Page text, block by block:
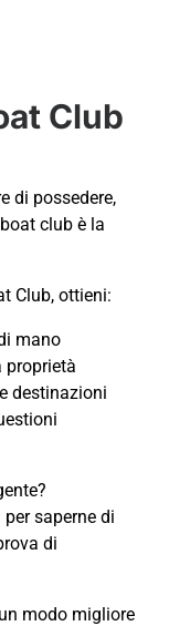
Club
di possedere,
club è la
Club, ottieni:
mano
proprietà
destinazioni
saperne di
di
modo migliore